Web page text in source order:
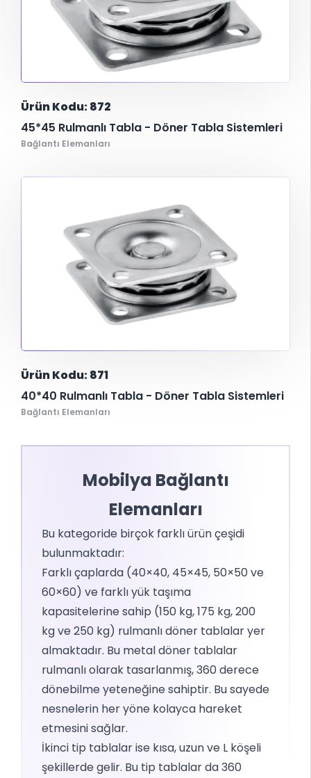
Ürün Kodu: 872
45*45 Rulmanlı Tabla - Döner Tabla Sistemleri
Bağlantı Elemanları
Ürün Kodu: 871
40*40 Rulmanlı Tabla - Döner Tabla Sistemleri
Bağlantı Elemanları
Mobilya Bağlantı
Elemanları
Bu kategoride birçok farklı ürün çeşidi
bulunmaktadır:
Farklı çaplarda (40×40, 45×45, 50×50 ve
60×60) ve farklı yük taşıma
kapasitelerine sahip (150 kg, 175 kg, 200
kg ve 250 kg) rulmanlı döner tablalar yer
almaktadır. Bu metal döner tablalar
rulmanlı olarak tasarlanmış, 360 derece
dönebilme yeteneğine sahiptir. Bu sayede
nesnelerin her yöne kolayca hareket
etmesini sağlar.
İkinci tip tablalar ise kısa, uzun ve L köşeli
şekillerde gelir. Bu tip tablalar da 360